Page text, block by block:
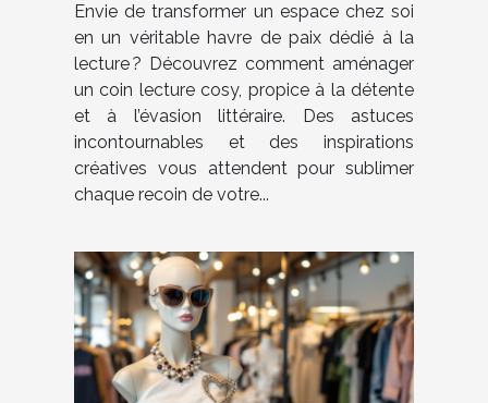
Envie de transformer un espace chez soi
en un véritable havre de paix dédié à la
lecture ? Découvrez comment aménager
un coin lecture cosy, propice à la détente
et à l’évasion littéraire. Des astuces
incontournables et des inspirations
créatives vous attendent pour sublimer
chaque recoin de votre...